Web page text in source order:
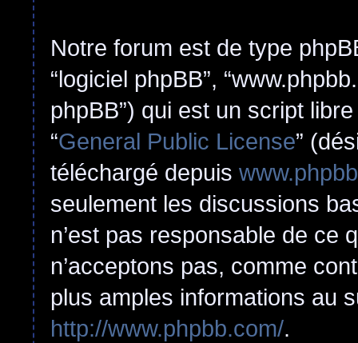
Notre forum est de type
“logiciel phpBB”,
phpBB”) qui est un script
“General Public License”
téléchargé depuis
seulement les discussions
n’est pas responsable de ce
n’acceptons pas, comme
plus amples informations au
http://www.phpbb.com/.